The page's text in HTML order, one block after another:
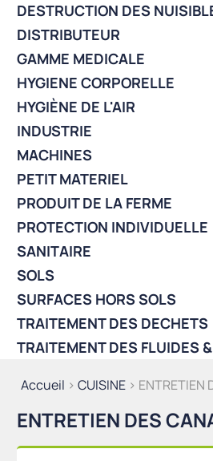
Accueil > CUISINE > ENTRETIEN
ENTRETIEN DES
DESTRUCTION DES
DISTRIBUTEUR
GAMME MEDICALE
HYGIENE CORPORELLE
HYGIÈNE DE L'AIR
INDUSTRIE
MACHINES
PETIT MATERIEL
PRODUIT DE LA FERME
PROTECTION INDIVIDUELLE
SANITAIRE
SOLS
SURFACES HORS SOLS
TRAITEMENT DES DECHETS
TRAITEMENT DES FLUIDES